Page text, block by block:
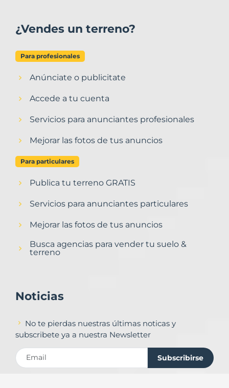
¿Vendes un terreno?
Para profesionales
Anúnciate o publicitate
Accede a tu cuenta
Servicios para anunciantes profesionales
Mejorar las fotos de tus anuncios
Para particulares
Publica tu terreno GRATIS
Servicios para anunciantes particulares
Mejorar las fotos de tus anuncios
Busca agencias para vender tu suelo &
terreno
Noticias
No te pierdas nuestras últimas noticas y
subscribete ya a nuestra Newsletter
Subscribirse